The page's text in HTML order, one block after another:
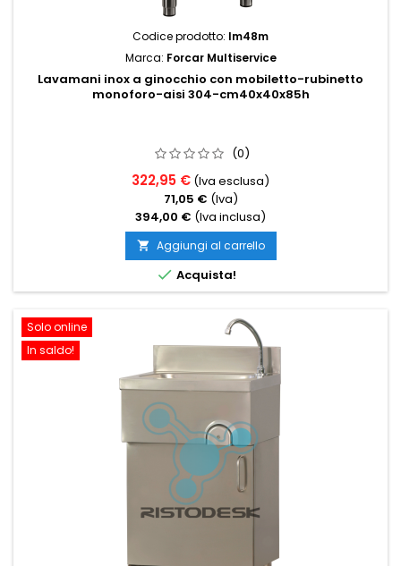
Codice prodotto: lm48m
Marca: Forcar Multiservice
Lavamani inox a ginocchio con mobiletto-rubinetto
monoforo-aisi 304-cm40x40x85h
(0)
322,95 € (Iva esclusa)
71,05 € (Iva)
394,00 € (Iva inclusa)
 Aggiungi al carrello
 Acquista!
Solo online
In saldo!